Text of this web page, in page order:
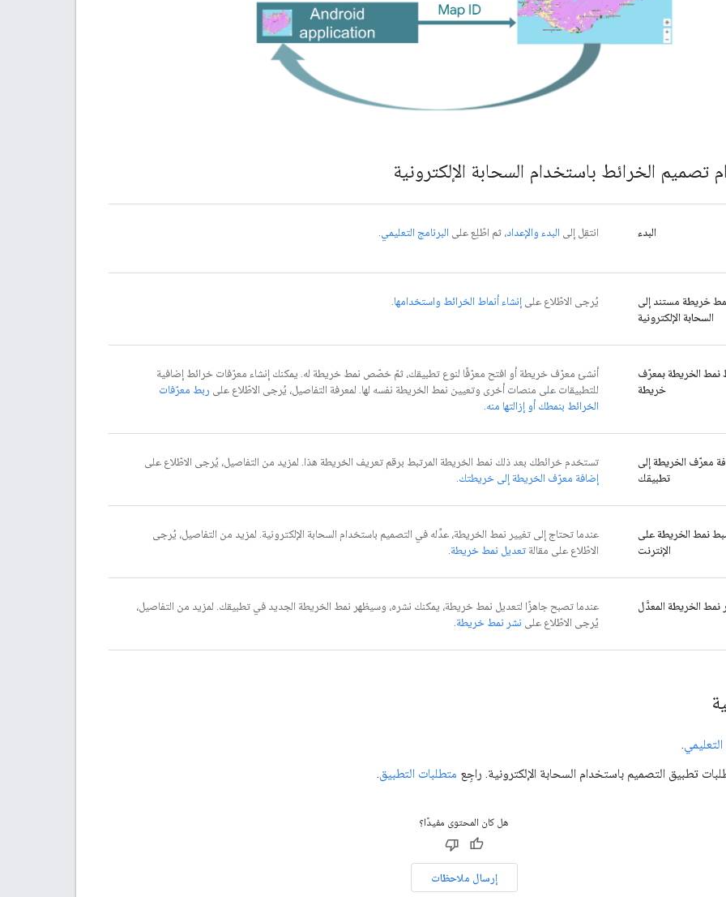
تصميم الخرائط باستخدام السحابة الإلكترونية
البدء انتقِل إلى البدء والإعداد، ثم اطّلِع على البرنامج التعليمي.
خريطة مستند إلى
السحابة الإلكترونية
يُرجى الاطّلاع على إنشاء أنماط الخرائط واستخدامها.
نمط الخريطة بمعرّف
خريطة
أنشئ معرّف خريطة أو افتح معرّفًا لنوع تطبيقك، ثمّ خصّص نمط خريطة له. يمكنك إنشاء معرّفات خرائط إضافية
للتطبيقات على منصات أخرى وتعيين نمط الخريطة نفسه لها. لمعرفة التفاصيل، يُرجى الاطّلاع على ربط معرّفات
الخرائط بنمطك أو إزالتها منه.
معرّف الخريطة إلى
تطبيقك
تستخدم خرائطك بعد ذلك نمط الخريطة المرتبط برقم تعريف الخريطة هذا. لمزيد من التفاصيل، يُرجى الاطّلاع على
إضافة معرّف الخريطة إلى خريطتك.
نمط الخريطة على
الإنترنت
عندما تحتاج إلى تغيير نمط الخريطة، عدِّله في التصميم باستخدام السحابة الإلكترونية. لمزيد من التفاصيل، يُرجى
الاطّلاع على مقالة تعديل نمط خريطة.
نمط الخريطة المعدَّل
عندما تصبح جاهزًا لتعديل نمط خريطة، يمكنك نشره، وسيظهر نمط الخريطة الجديد في تطبيقك. لمزيد من التفاصيل،
يُرجى الاطّلاع على نشر نمط خريطة.
التعليمي.
تطبيق التصميم باستخدام السحابة الإلكترونية. راجِع متطلبات التطبيق.
هل كان المحتوى مفيدًا؟
إرسال ملاحظات